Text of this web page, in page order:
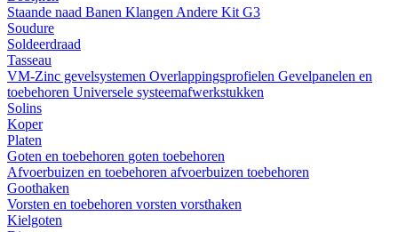
Staande naad Banen Klangen Andere Kit G3
Soudure
Soldeerdraad
Tasseau
VM-Zinc gevelsystemen Overlappingsprofielen Gevelpanelen en
toebehoren Universele systeemafwerkstukken
Solins
Koper
Platen
Goten en toebehoren goten toebehoren
Afvoerbuizen en toebehoren afvoerbuizen toebehoren
Goothaken
Vorsten en toebehoren vorsten vorsthaken
Kielgoten